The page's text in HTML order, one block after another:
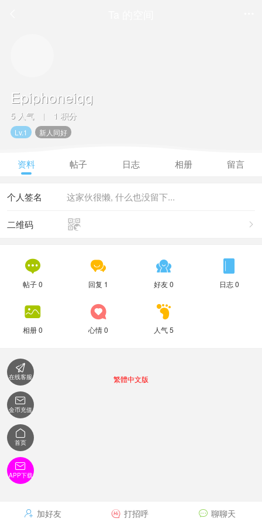
Epiphoneigg
5 人气 | 1 积分
Lv.1 新人同好
资料 帖子 日志 相册 留言
这家伙很懒, 什么也没留下...
个人签名


二维码

帖子 0

回复 1

好友 0

日志 0

相册 0

心情 0

人气 5
 加好友  打招呼  聊聊天
繁體中文版

在线客服

金币充值

首页

APP下载